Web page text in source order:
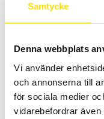
Samtycke
Denna webbplats
Vi använder
och annonserna till
för sociala medier
vidarebefordrar
2,805.00kr